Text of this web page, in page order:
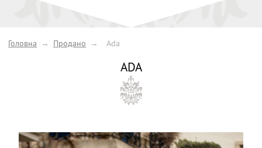
Головна → Продано → Ada
ADA